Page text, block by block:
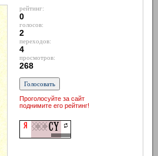
рейтинг:
0
голосов:
2
переходов:
4
просмотров:
268
Проголосуйте за сайт
поднимите его рейтинг!